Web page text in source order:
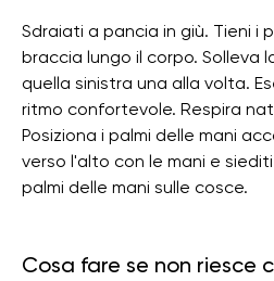
Sdraiati a pancia in giù. Tieni i
braccia lungo il corpo. Solleva
quella sinistra una alla volta.
ritmo confortevole. Respira
Posiziona i palmi delle mani
verso l'alto con le mani e
palmi delle mani sulle cosce.
Cosa fare se non riesce